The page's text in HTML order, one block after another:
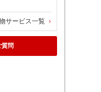
サービス一覧
質問